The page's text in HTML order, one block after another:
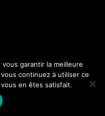
garantir la meilleure
continuez à utiliser ce
en êtes satisfait.